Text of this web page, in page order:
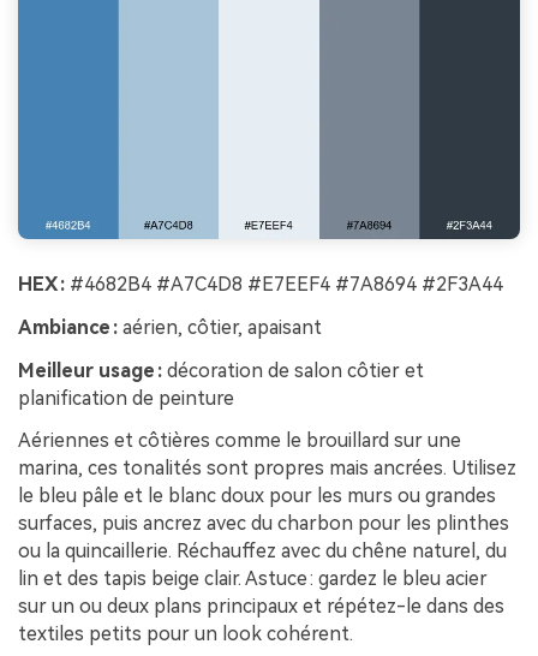
HEX : #4682B4 #A7C4D8 #E7EEF4 #7A8694 #2F3A44
Ambiance : aérien, côtier, apaisant
Meilleur usage : décoration de salon côtier et
planification de peinture
Aériennes et côtières comme le brouillard sur une
marina, ces tonalités sont propres mais ancrées. Utilisez
le bleu pâle et le blanc doux pour les murs ou grandes
surfaces, puis ancrez avec du charbon pour les plinthes
ou la quincaillerie. Réchauffez avec du chêne naturel, du
lin et des tapis beige clair. Astuce : gardez le bleu acier
sur un ou deux plans principaux et répétez-le dans des
textiles petits pour un look cohérent.